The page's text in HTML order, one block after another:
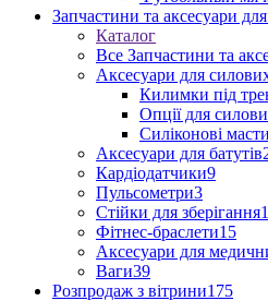
Запчастини та аксесуари
Каталог
Все Запчастини та
Аксесуари для
Килимки під
Опції для
Силіконові
Аксесуари для батутів
Кардіодатчики9
Пульсометри3
Стійки для зберігання1
Фітнес-браслети15
Аксесуари для
Ваги39
Розпродаж з вітрини175